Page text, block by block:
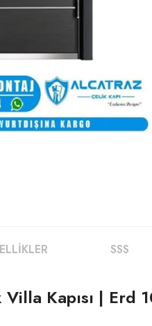
SSS
Kapısı | Erd